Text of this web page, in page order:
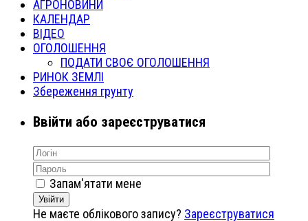
АГРОНОВИНИ
КАЛЕНДАР
ВІДЕО
ОГОЛОШЕННЯ
ПОДАТИ СВОЄ ОГОЛОШЕННЯ
РИНОК ЗЕМЛІ
Збереження грунту
Ввійти або зареєструватися
Запам'ятати мене
Увійти
Не маєте облікового запису? Зареєструватися